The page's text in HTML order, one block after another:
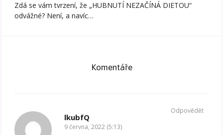
Zdá se vám tvrzení, že „HUBNUTÍ NEZAČÍNÁ DIETOU“
odvážné? Není, a navíc…
Komentáře
lkubfQ
9 června, 2022 (5:13)
Odpovědět